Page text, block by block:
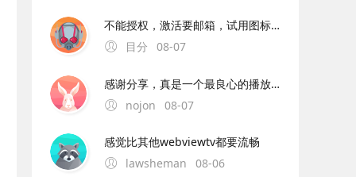
不能授权，激活要邮箱，试用图标显示过期
目分
08-07
感谢分享，真是一个最良心的播放器，非常流畅且高清，没有任何广告，央视卫视都全。
nojon
08-07
感觉比其他webviewtv都要流畅
lawsheman
08-06